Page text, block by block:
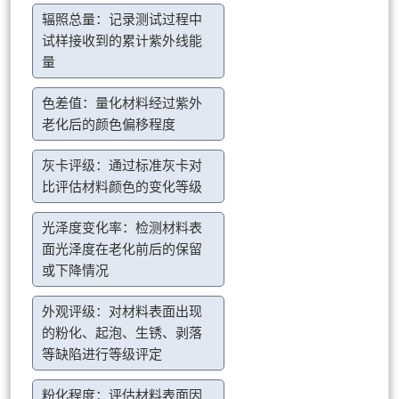
辐照总量：记录测试过程中
试样接收到的累计紫外线能
量
色差值：量化材料经过紫外
老化后的颜色偏移程度
灰卡评级：通过标准灰卡对
比评估材料颜色的变化等级
光泽度变化率：检测材料表
面光泽度在老化前后的保留
或下降情况
外观评级：对材料表面出现
的粉化、起泡、生锈、剥落
等缺陷进行等级评定
粉化程度：评估材料表面因